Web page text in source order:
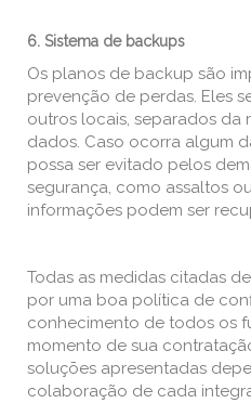
6. Sistema de backups
Os planos de backup são
prevenção de perdas. Eles
outros locais, separados da
dados. Caso ocorra algum
possa ser evitado pelos
segurança, como assaltos
informações podem ser
Todas as medidas citadas
por uma boa política de
conhecimento de todos os
momento de sua
soluções apresentadas
colaboração de cada